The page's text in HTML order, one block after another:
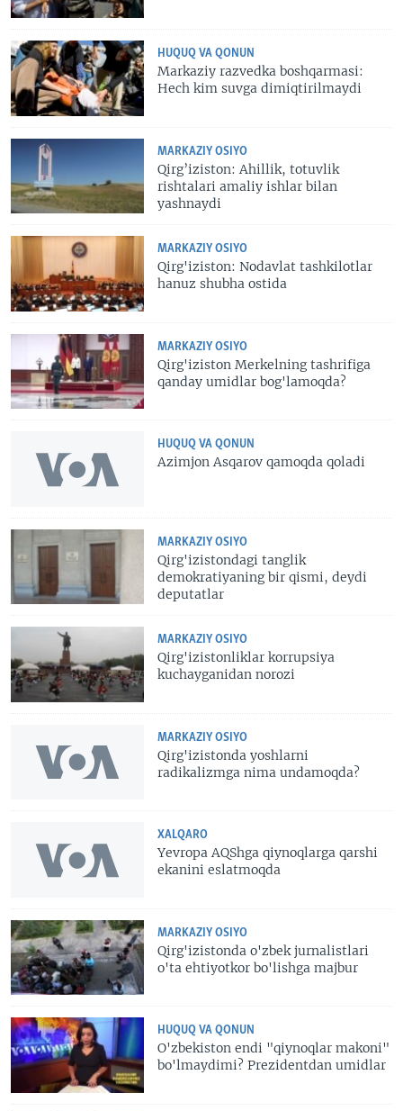
HUQUQ VA QONUN
Markaziy razvedka boshqarmasi:
Hech kim suvga dimiqtirilmaydi
MARKAZIY OSIYO
Qirg’iziston: Ahillik, totuvlik
rishtalari amaliy ishlar bilan
yashnaydi
MARKAZIY OSIYO
Qirg'iziston: Nodavlat tashkilotlar
hanuz shubha ostida
MARKAZIY OSIYO
Qirg'iziston Merkelning tashrifiga
qanday umidlar bog'lamoqda?
HUQUQ VA QONUN
Azimjon Asqarov qamoqda qoladi
MARKAZIY OSIYO
Qirg'izistondagi tanglik
demokratiyaning bir qismi, deydi
deputatlar
MARKAZIY OSIYO
Qirg'izistonliklar korrupsiya
kuchayganidan norozi
MARKAZIY OSIYO
Qirg'izistonda yoshlarni
radikalizmga nima undamoqda?
XALQARO
Yevropa AQShga qiynoqlarga qarshi
ekanini eslatmoqda
MARKAZIY OSIYO
Qirg'izistonda o'zbek jurnalistlari
o'ta ehtiyotkor bo'lishga majbur
HUQUQ VA QONUN
O'zbekiston endi "qiynoqlar makoni"
bo'lmaydimi? Prezidentdan umidlar